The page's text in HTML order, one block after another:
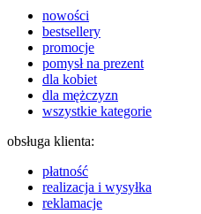
nowości
bestsellery
promocje
pomysł na prezent
dla kobiet
dla mężczyzn
wszystkie kategorie
obsługa klienta:
płatność
realizacja i wysyłka
reklamacje